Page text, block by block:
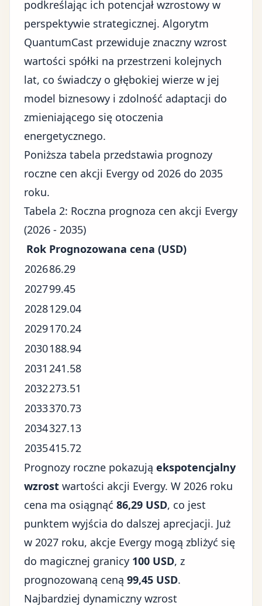
podkreślając ich potencjał wzrostowy w
perspektywie strategicznej. Algorytm
QuantumCast przewiduje znaczny wzrost
wartości spółki na przestrzeni kolejnych
lat, co świadczy o głębokiej wierze w jej
model biznesowy i zdolność adaptacji do
zmieniającego się otoczenia
energetycznego.
Poniższa tabela przedstawia prognozy
roczne cen akcji Evergy od 2026 do 2035
roku.
Tabela 2: Roczna prognoza cen akcji Evergy
(2026 - 2035)
Rok Prognozowana cena (USD)
202686.29
202799.45
2028129.04
2029170.24
2030188.94
2031 241.58
2032273.51
2033370.73
2034327.13
2035415.72
Prognozy roczne pokazują ekspotencjalny
wzrost wartości akcji Evergy. W 2026 roku
cena ma osiągnąć 86,29 USD, co jest
punktem wyjścia do dalszej aprecjacji. Już
w 2027 roku, akcje Evergy mogą zbliżyć się
do magicznej granicy 100 USD, z
prognozowaną ceną 99,45 USD.
Najbardziej dynamiczny wzrost